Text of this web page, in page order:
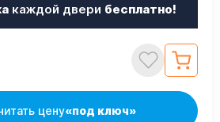
каждой двери бесплатно!
цену«под ключ»